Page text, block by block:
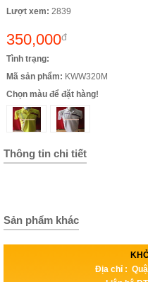
Lượt xem: 2839
350,000đ
Tình trạng:
Mã sản phẩm: KWW320M
Chọn màu để đặt hàng!
Thông tin chi tiết
Sản phẩm khác
Địa chỉ :